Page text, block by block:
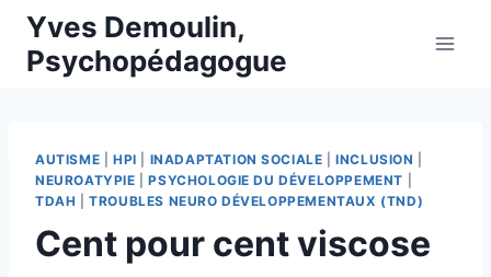
Skip
content
Yves Demoulin,
Psychopédagogue
AUTISME HPI INADAPTATION SOCIALE |INCLUSION
NEUROATYPIE |PSYCHOLOGIE DU DÉVELOPPEMENT
TDAH |TROUBLES NEURO DÉVELOPPEMENTAUX (TND)
Cent pour cent viscose